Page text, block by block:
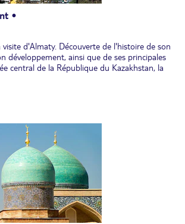
•
visite d'Almaty. Découverte de l'histoire de son
développement, ainsi que de ses principales
central de la République du Kazakhstan, la
le monument de l'Indépendance, le théâtre
Trajet en métro pour se déplacer.
Envol pour l'Ouzbékistan. À l'arrivée à
et installation pour 2 nuits dans un hôtel.